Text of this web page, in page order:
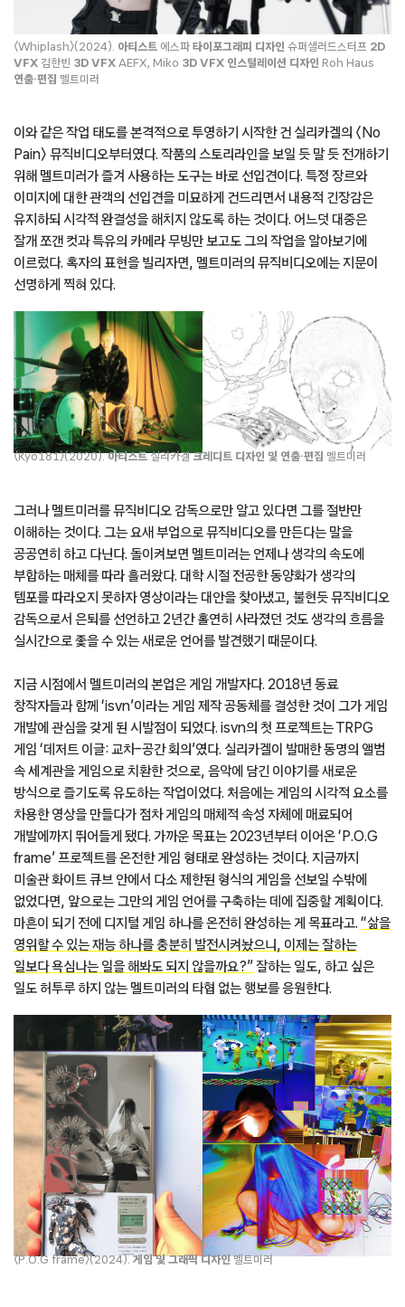
〈Whiplash〉(2024). 아티스트 에스파 타이포그래피 디자인 슈퍼샐러드스터프 2D
VFX 김한빈 3D VFX AEFX, Miko 3D VFX 인스털레이션 디자인 Roh Haus
연출·편집 멜트미러
이와 같은 작업 태도를 본격적으로 투영하기 시작한 건 실리카겔의 〈No
Pain〉 뮤직비디오부터였다. 작품의 스토리라인을 보일 듯 말 듯 전개하기
위해 멜트미러가 즐겨 사용하는 도구는 바로 선입견이다. 특정 장르와
이미지에 대한 관객의 선입견을 미묘하게 건드리면서 내용적 긴장감은
유지하되 시각적 완결성을 해치지 않도록 하는 것이다. 어느덧 대중은
잘개 쪼갠 컷과 특유의 카메라 무빙만 보고도 그의 작업을 알아보기에
이르렀다. 혹자의 표현을 빌리자면, 멜트미러의 뮤직비디오에는 지문이
선명하게 찍혀 있다.
〈Kyo181〉(2020).아티스트실리카겔크레디트 디자인 및 연출·편집 멜트미러
그러나 멜트미러를 뮤직비디오 감독으로만 알고 있다면 그를 절반만
이해하는 것이다. 그는 요새 부업으로 뮤직비디오를 만든다는 말을
공공연히 하고 다닌다. 돌이켜보면 멜트미러는 언제나 생각의 속도에
부합하는 매체를 따라 흘러왔다. 대학 시절 전공한 동양화가 생각의
템포를 따라오지 못하자 영상이라는 대안을 찾아냈고, 불현듯 뮤직비디오
감독으로서 은퇴를 선언하고 2년간 홀연히 사라졌던 것도 생각의 흐름을
실시간으로 좇을 수 있는 새로운 언어를 발견했기 때문이다.
지금 시점에서 멜트미러의 본업은 게임 개발자다. 2018년 동료
창작자들과 함께 ‘isvn’이라는 게임 제작 공동체를 결성한 것이 그가 게임
개발에 관심을 갖게 된 시발점이 되었다. isvn의 첫 프로젝트는 TRPG
게임 ‘데저트 이글: 교차-공간 회의’였다. 실리카겔이 발매한 동명의 앨범
속 세계관을 게임으로 치환한 것으로, 음악에 담긴 이야기를 새로운
방식으로 즐기도록 유도하는 작업이었다. 처음에는 게임의 시각적 요소를
차용한 영상을 만들다가 점차 게임의 매체적 속성 자체에 매료되어
개발에까지 뛰어들게 됐다. 가까운 목표는 2023년부터 이어온 ‘P.O.G
frame’ 프로젝트를 온전한 게임 형태로 완성하는 것이다. 지금까지
미술관 화이트 큐브 안에서 다소 제한된 형식의 게임을 선보일 수밖에
없었다면, 앞으로는 그만의 게임 언어를 구축하는 데에 집중할 계획이다.
마흔이 되기 전에 디지털 게임 하나를 온전히 완성하는 게 목표라고. “삶을
영위할 수 있는 재능 하나를 충분히 발전시켜놨으니, 이제는 잘하는
일보다 욕심나는 일을 해봐도 되지 않을까요?”잘하는 일도, 하고 싶은
일도 허투루 하지 않는 멜트미러의 타협 없는 행보를 응원한다.
〈P.O.G frame〉(2024). 게임 및 그래픽 디자인멜트미러